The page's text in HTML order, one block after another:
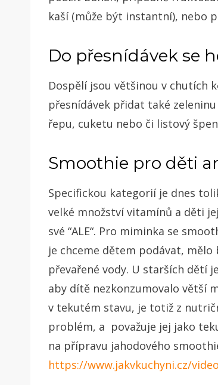
kaší (může být instantní), nebo
Do přesnídávek se
Dospělí jsou většinou v chutích
přesnídávek přidat také
řepu, cuketu nebo či listový
Smoothie pro děti
Specifickou kategorií je dnes
velké množství vitamínů a děti
své “ALE“. Pro miminka se
je chceme dětem podávat,
převařené vody. U starších dětí
aby dítě nezkonzumovalo větší
v tekutém stavu, je totiž z
problém, a považuje jej jako
na přípravu jahodového
https://www.jakvkuchyni.cz/